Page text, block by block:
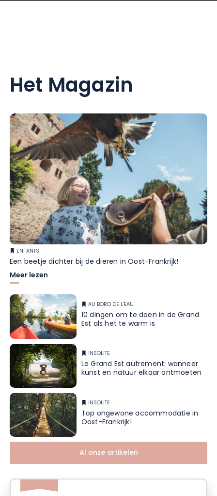
Het Magazin
ENFANTS
Een beetje dichter bij de dieren in Oost-Frankrijk!
Meer lezen
AU BORD DE L'EAU
10 dingen om te doen in de Grand
Est als het te warm is
INSOLITE
Le Grand Est autrement: wanneer
kunst en natuur elkaar ontmoeten
INSOLITE
Top ongewone accommodatie in
Oost-Frankrijk!
Al onze artikelen